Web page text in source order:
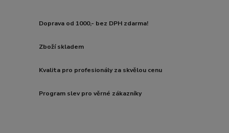
Doprava od 1000,- bez DPH zdarma!
Zboží skladem
Kvalita pro profesionály za skvělou cenu
Program slev pro věrné zákazníky